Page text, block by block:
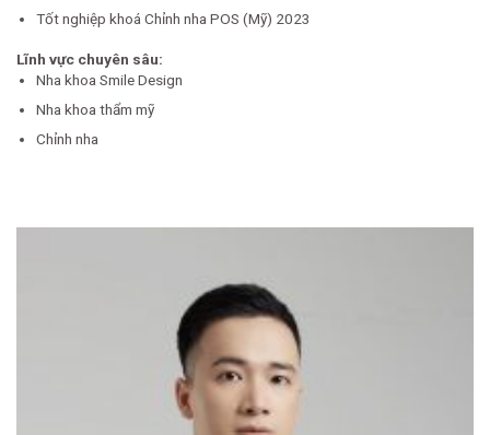
Tốt nghiệp khoá Chỉnh nha POS (Mỹ) 2023
Lĩnh vực chuyên sâu:
Nha khoa Smile Design
Nha khoa thẩm mỹ
Chỉnh nha